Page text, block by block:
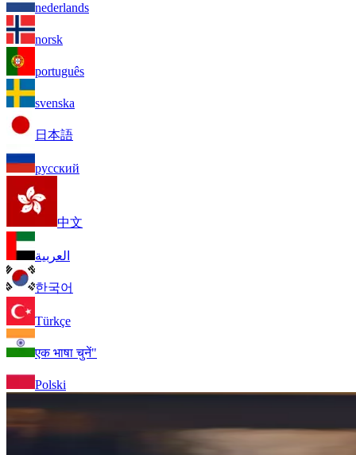
nederlands
norsk
português
svenska
日本語
русский
中文
العربية
한국어
Türkçe
एक भाषा चुनें"
Polski